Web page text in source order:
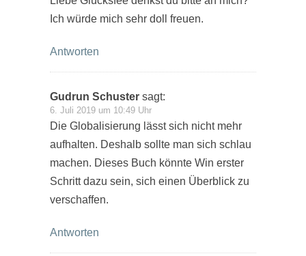
Ich würde mich sehr doll freuen.
Antworten
Gudrun Schuster sagt:
6. Juli 2019 um 10:49 Uhr
Die Globalisierung lässt sich nicht mehr
aufhalten. Deshalb sollte man sich schlau
machen. Dieses Buch könnte Win erster
Schritt dazu sein, sich einen Überblick zu
verschaffen.
Antworten